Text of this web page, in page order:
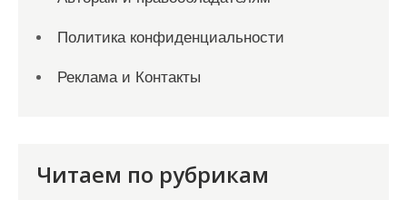
Политика конфиденциальности
Реклама и Контакты
Читаем по рубрикам